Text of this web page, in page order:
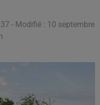
- Modifié : 10 septembre